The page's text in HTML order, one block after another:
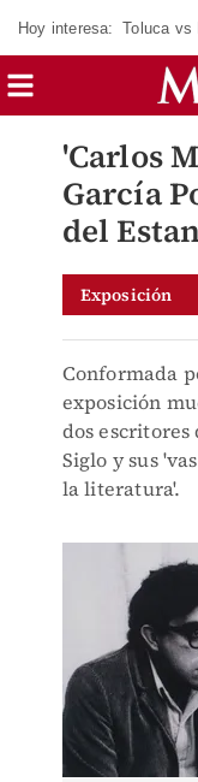
Hoy interesa: Toluca vs
'Carlos
García
del
Exposición
Conformada
exposición
dos
Siglo y sus
la literatura'.